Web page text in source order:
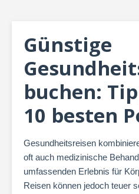
Günstige
buchen:
10 besten
Gesundheitsreisen
oft auch medizinische
umfassenden Erlebnis für
Reisen können jedoch teuer